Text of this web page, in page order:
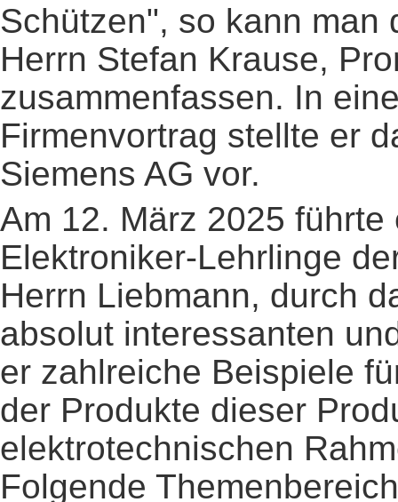
Schützen", so kann man
Herrn Stefan Krause,
zusammenfassen. In
Firmenvortrag stellte er
Siemens AG vor.
Am 12. März 2025
Elektroniker-Lehrlinge
Herrn Liebmann, durch
absolut interessanten
er zahlreiche Beispiele
der Produkte dieser
elektrotechnischen
Folgende